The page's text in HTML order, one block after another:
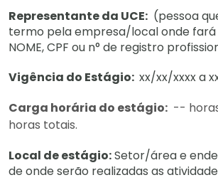
Representante da UCE: (pessoa
termo pela empresa/local onde fará
NOME, CPF ou n° de registro
Vigência do Estágio: xx/xx/xxxx a
Carga horária do estágio: --
horas totais.
Local de estágio:Setor/área e
de onde serão realizadas as